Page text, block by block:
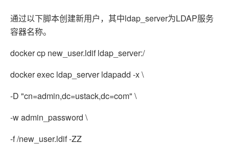
通过以下脚本创建新用户，其中ldap_server为LDAP服务
容器名称。
docker cp new_user.ldif ldap_server:/
docker exec ldap_server ldapadd -x \
-D "cn=admin,dc=ustack,dc=com" \
-w admin_password \
-f /new_user.ldif -ZZ